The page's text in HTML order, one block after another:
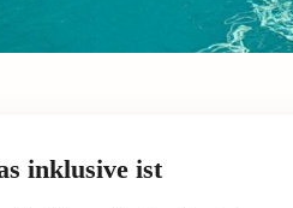
inklusive ist